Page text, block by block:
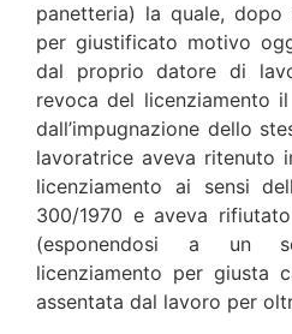
panetteria) la quale, dopo
per giustificato motivo
dal proprio datore di
revoca del licenziamento
dall’impugnazione dello
lavoratrice aveva ritenuto
licenziamento ai sensi
300/1970 e aveva
(esponendosi a un
licenziamento per giusta
assentata dal lavoro per